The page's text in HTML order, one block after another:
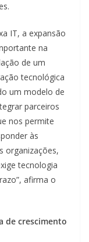
IT, a expansão
na
de um
tecnológica
um modelo de
parceiros
nos permite
às
organizações,
tecnologia
afirma o
de crescimento